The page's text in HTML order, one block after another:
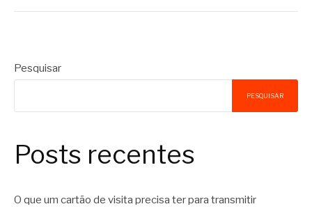
Pesquisar
PESQUISAR
Posts recentes
O que um cartão de visita precisa ter para transmitir